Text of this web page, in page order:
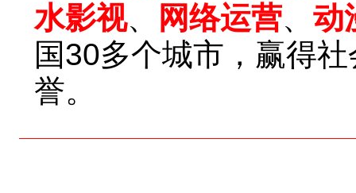
水影视、 网络运营、 动
国30多个城市，赢得
誉。